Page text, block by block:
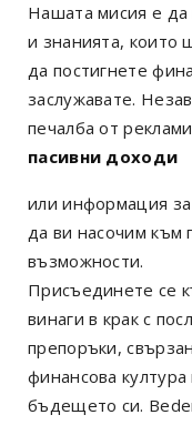
Нашата мисия е
и знанията, които
да постигнете
заслужавате.
печалба от
пасивни доходи
или информация
да ви насочим към
възможности.
Присъединете се
винаги в крак с
препоръки,
финансова
бъдещето си.